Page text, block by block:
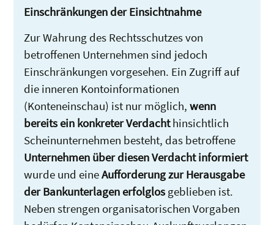
Einschränkungen der Einsichtnahme
Zur Wahrung des Rechtsschutzes von
betroffenen Unternehmen sind jedoch
Einschränkungen vorgesehen. Ein Zugriff auf
die inneren Kontoinformationen
(Konteneinschau) ist nur möglich, wenn
bereits ein konkreter Verdachthinsichtlich
Scheinunternehmen besteht, das betroffene
Unternehmen über diesen Verdacht informiert
wurde und eineAufforderung zur Herausgabe
der Bankunterlagen erfolglosgeblieben ist.
Neben strengen organisatorischen Vorgaben